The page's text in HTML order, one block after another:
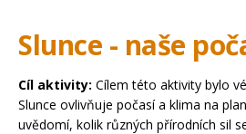
Slunce - naše
Cíl aktivity: Cílem této aktivity bylo
Slunce ovlivňuje počasí a klima na
uvědomí, kolik různých přírodních sil